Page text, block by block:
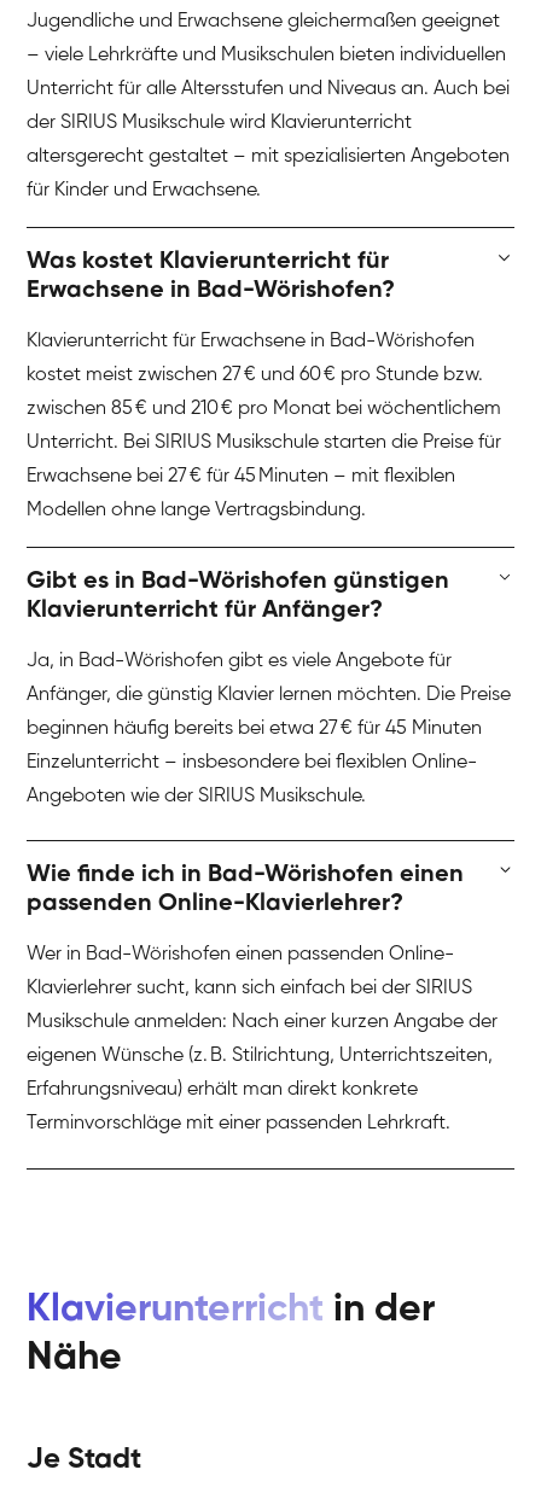
Jugendliche und Erwachsene gleichermaßen geeignet
– viele Lehrkräfte und Musikschulen bieten individuellen
Unterricht für alle Altersstufen und Niveaus an. Auch bei
der SIRIUS Musikschule wird Klavierunterricht
altersgerecht gestaltet – mit spezialisierten Angeboten
für Kinder und Erwachsene.
Was kostet Klavierunterricht für
Erwachsene in Bad-Wörishofen?
Klavierunterricht für Erwachsene in Bad-Wörishofen
kostet meist zwischen 27 € und 60 € pro Stunde bzw.
zwischen 85 € und 210 € pro Monat bei wöchentlichem
Unterricht. Bei SIRIUS Musikschule starten die Preise für
Erwachsene bei 27 € für 45 Minuten – mit flexiblen
Modellen ohne lange Vertragsbindung.
Gibt es in Bad-Wörishofen günstigen
Klavierunterricht für Anfänger?
Ja, in Bad-Wörishofen gibt es viele Angebote für
Anfänger, die günstig Klavier lernen möchten. Die Preise
beginnen häufig bereits bei etwa 27 € für 45 Minuten
Einzelunterricht – insbesondere bei flexiblen Online-
Angeboten wie der SIRIUS Musikschule.
Wie finde ich in Bad-Wörishofen einen
passenden Online-Klavierlehrer?
Wer in Bad-Wörishofen einen passenden Online-
Klavierlehrer sucht, kann sich einfach bei der SIRIUS
Musikschule anmelden: Nach einer kurzen Angabe der
eigenen Wünsche (z. B. Stilrichtung, Unterrichtszeiten,
Erfahrungsniveau) erhält man direkt konkrete
Terminvorschläge mit einer passenden Lehrkraft.
Klavierunterricht in der
Nähe
Je Stadt